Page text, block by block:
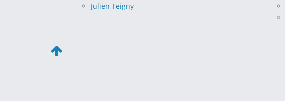
Julien Teigny